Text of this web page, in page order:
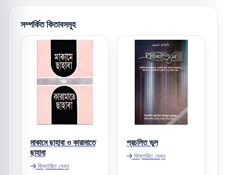
সম্পর্কিত কিতাবসমূহ
মাকামে ছাহাবা ও কারামাতে
ছাহাবা
বিস্তারিত দেখুন
প্রচলিত ভুল
বিস্তারিত দেখুন